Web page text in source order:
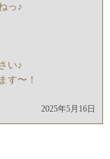
っ♪
い♪
す〜！
2025年5月16日